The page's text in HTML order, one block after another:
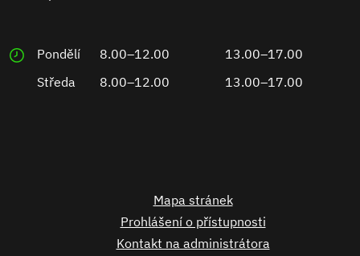
Pondělí 8.00–12.00
13.00–17.00
Středa
8.00–12.00 13.00–17.00
Mapa stránek
Prohlášení o přístupnosti
Kontakt na administrátora